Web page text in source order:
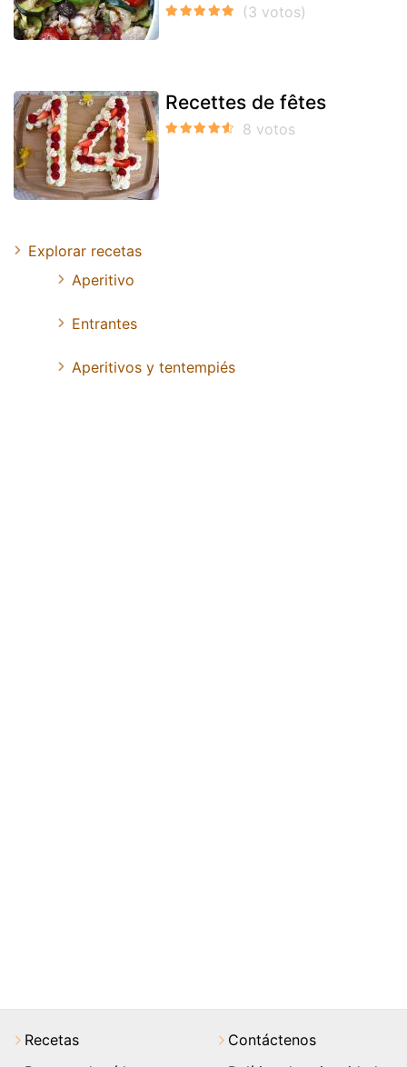
Recettes de fêtes
Explorar recetas
Aperitivo
Entrantes
Aperitivos y tentempiés
Recetas
Contáctenos